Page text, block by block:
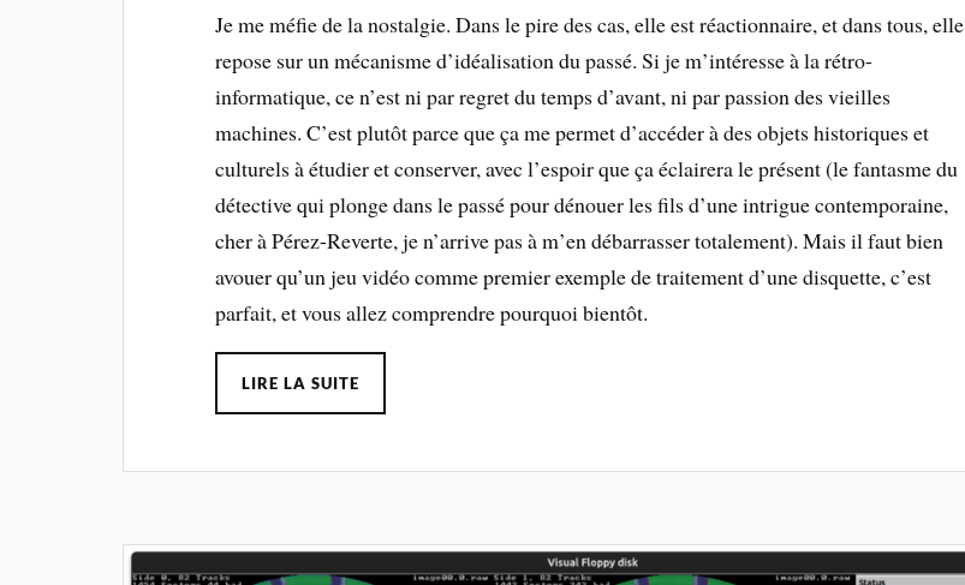
Je me méfie de la nostalgie. Dans le pire des cas, elle est réactionnaire, et dans tous, elle
repose sur un mécanisme d’idéalisation du passé. Si je m’intéresse à la rétro-
informatique, ce n’est ni par regret du temps d’avant, ni par passion des vieilles
machines. C’est plutôt parce que ça me permet d’accéder à des objets historiques et
culturels à étudier et conserver, avec l’espoir que ça éclairera le présent (le fantasme du
détective qui plonge dans le passé pour dénouer les fils d’une intrigue contemporaine,
cher à Pérez-Reverte, je n’arrive pas à m’en débarrasser totalement). Mais il faut bien
avouer qu’un jeu vidéo comme premier exemple de traitement d’une disquette, c’est
parfait, et vous allez comprendre pourquoi bientôt.
LIRE LA SUITE